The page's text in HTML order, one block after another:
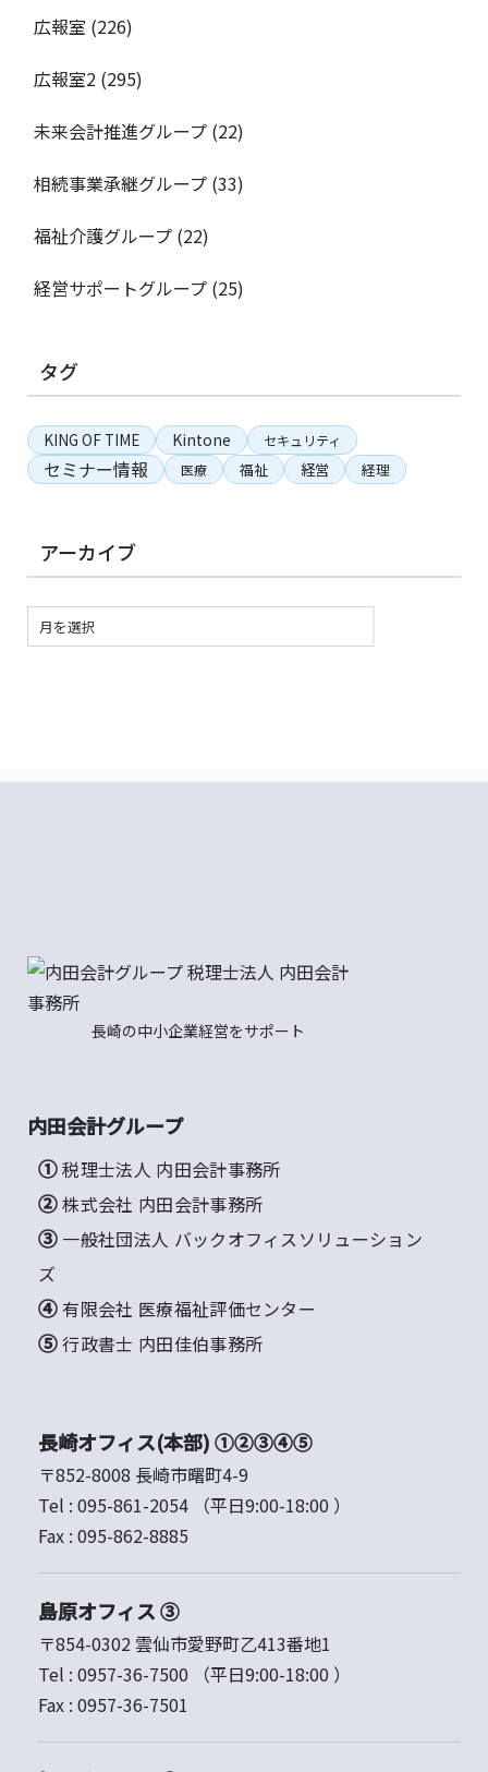
広報室 (226)
広報室2 (295)
未来会計推進グループ (22)
相続事業承継グループ (33)
福祉介護グループ (22)
経営サポートグループ (25)
タグ
KING OF TIME Kintone セキュリティ
セミナー情報 医療 福祉 経営 経理
アーカイブ
長崎の中小企業経営をサポート
内田会計グループ
① 税理士法人 内田会計事務所
② 株式会社 内田会計事務所
③ 一般社団法人 バックオフィスソリューション
ズ
④ 有限会社 医療福祉評価センター
⑤ 行政書士 内田佳伯事務所
長崎オフィス(本部) ①②③④⑤
〒852-8008 長崎市曙町4-9
Tel : 095-861-2054
（平日9:00-18:00 ）
Fax : 095-862-8885
島原オフィス ③
〒854-0302 雲仙市愛野町乙413番地1
Tel : 0957-36-7500
（平日9:00-18:00 ）
Fax : 0957-36-7501